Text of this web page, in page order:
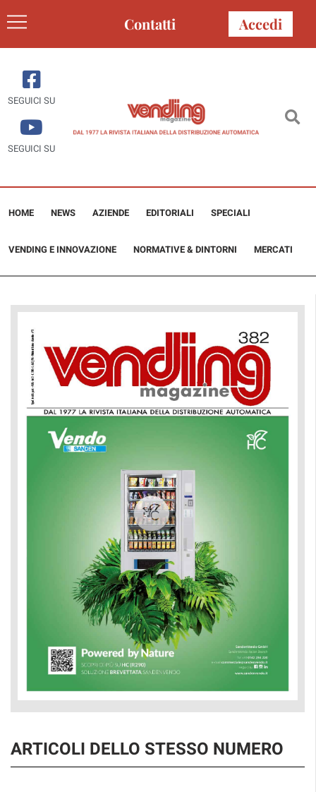
Contatti Accedi
SEGUICI SU
SEGUICI SU
HOME NEWS AZIENDE EDITORIALI SPECIALI
VENDING E INNOVAZIONE NORMATIVE & DINTORNI MERCATI
ARTICOLI DELLO STESSO NUMERO